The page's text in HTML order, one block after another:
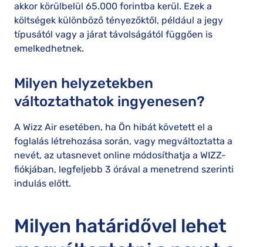
akkor körülbelül 65.000 forintba kerül. Ezek a
költségek különböző tényezőktől, például a jegy
típusától vagy a járat távolságától függően is
emelkedhetnek.
Milyen helyzetekben
változtathatok ingyenesen?
A Wizz Air esetében, ha Ön hibát követett el a
foglalás létrehozása során, vagy megváltoztatta a
nevét, az utasnevet online módosíthatja a WIZZ-
fiókjában, legfeljebb 3 órával a menetrend szerinti
indulás előtt.
Milyen határidővel lehet